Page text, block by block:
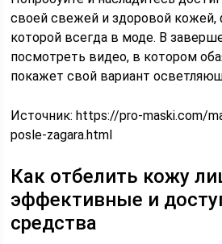
своей свежей и здоровой кожей,
которой всегда в моде. В
посмотреть видео, в котором
покажет свой вариант
Источник:https://pro-maski.com/
posle-zagara.html
Как отбелить кожу
эффективные и
средства